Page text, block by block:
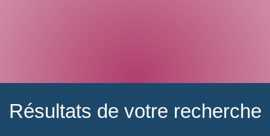
Résultats de votre recherche